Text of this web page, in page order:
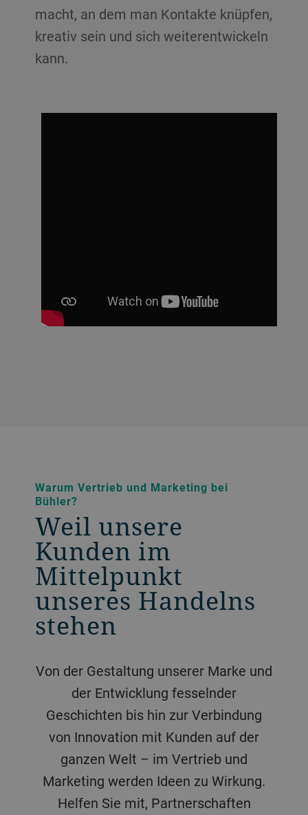
macht, an dem man Kontakte knüpfen,
kreativ sein und sich weiterentwickeln
kann.
Warum Vertrieb und Marketing bei
Bühler?
Weil unsere
Kunden im
Mittelpunkt
unseres Handelns
stehen
Von der Gestaltung unserer Marke und
der Entwicklung fesselnder
Geschichten bis hin zur Verbindung
von Innovation mit Kunden auf der
ganzen Welt – im Vertrieb und
Marketing werden Ideen zu Wirkung.
Helfen Sie mit, Partnerschaften